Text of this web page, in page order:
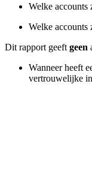
Welke
Welke accounts
Dit rapport geeft geen
Wanneer heeft
vertrouwelijke